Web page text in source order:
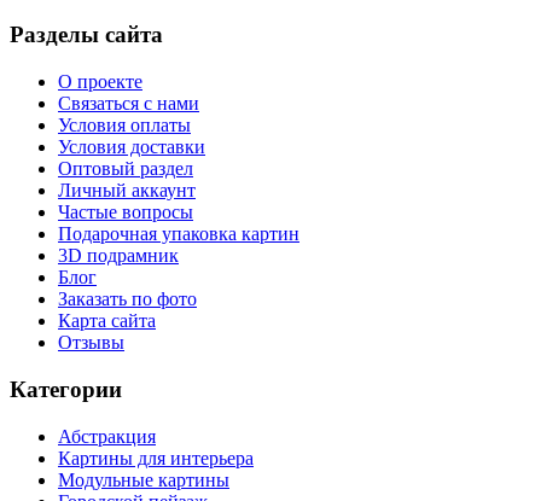
Разделы сайта
О проекте
Связаться с нами
Условия оплаты
Условия доставки
Оптовый раздел
Личный аккаунт
Частые вопросы
Подарочная упаковка картин
3D подрамник
Блог
Заказать по фото
Карта сайта
Отзывы
Категории
Абстракция
Картины для интерьера
Модульные картины